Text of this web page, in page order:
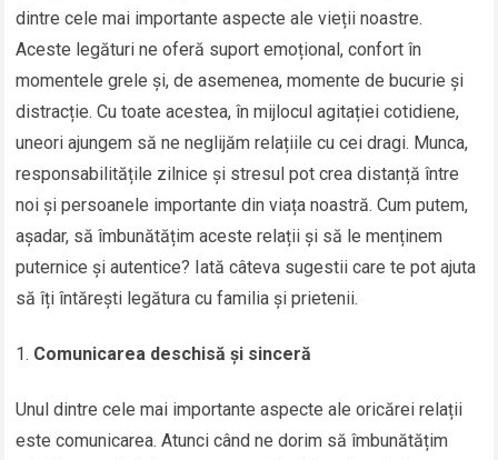
dintre cele mai importante aspecte ale vieții noastre.
Aceste legături ne oferă suport emoțional, confort în
momentele grele și, de asemenea, momente de bucurie și
distracție. Cu toate acestea, în mijlocul agitației cotidiene,
uneori ajungem să ne neglijăm relațiile cu cei dragi. Munca,
responsabilitățile zilnice și stresul pot crea distanță între
noi și persoanele importante din viața noastră. Cum putem,
așadar, să îmbunătățim aceste relații și să le menținem
puternice și autentice? Iată câteva sugestii care te pot ajuta
să îți întărești legătura cu familia și prietenii.
Comunicarea deschisă și sinceră
Unul dintre cele mai importante aspecte ale oricărei relații
este comunicarea. Atunci când ne dorim să îmbunătățim